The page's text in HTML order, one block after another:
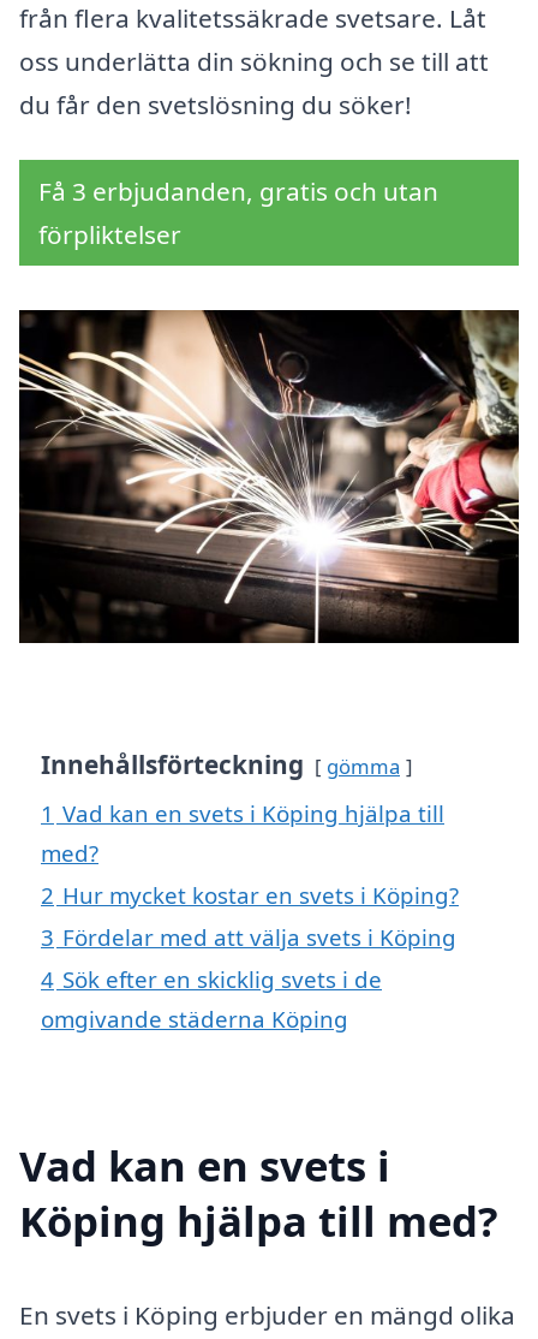
från flera kvalitetssäkrade svetsare. Låt
oss underlätta din sökning och se till att
du får den svetslösning du söker!
Få 3 erbjudanden, gratis och utan
förpliktelser
Innehållsförteckning gömma
1 Vad kan en svets i Köping hjälpa till
med?
2 Hur mycket kostar en svets i Köping?
3 Fördelar med att välja svets i Köping
4 Sök efter en skicklig svets i de
omgivande städerna Köping
Vad kan en svets i
Köping hjälpa till med?
En svets i Köping erbjuder en mängd olika